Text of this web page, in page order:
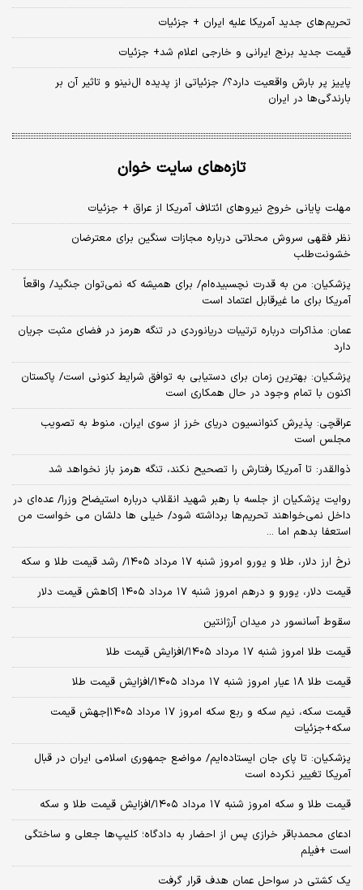
تحریم‌های جدید آمریکا علیه ایران + جزئیات
قیمت جدید برنج ایرانی و خارجی اعلام شد+ جزئیات
پاییز پر بارش واقعیت دارد؟/ جزئیاتی از پدیده ال‌نینو و تاثیر آن بر
بارندگی‌ها در ایران
تازه‌های سایت خوان
مهلت پایانی خروج نیروهای ائتلاف آمریکا از عراق + جزئیات
نظر فقهی سروش محلاتی درباره مجازات سنگین برای معترضان
خشونت‌طلب
پزشکیان: من به قدرت نچسبیده‌ام/ برای همیشه که نمی‌توان جنگید/ واقعاً
آمریکا برای ما غیرقابل اعتماد است
عمان: مذاکرات درباره ترتیبات دریانوردی در تنگه هرمز در فضای مثبت جریان
دارد
پزشکیان‌: بهترین زمان برای دستیابی به توافق شرایط کنونی است/ پاکستان
اکنون با تمام وجود در حال همکاری است
عراقچی: پذیرش کنوانسیون دریای خرز از سوی ایران، منوط به تصویب
مجلس است
ذوالقدر: تا آمریکا رفتارش را تصحیح نکند، تنگه هرمز باز نخواهد شد
روایت پزشکیان از جلسه با رهبر شهید انقلاب درباره استیضاح وزرا/ عده‌ای در
داخل نمی‌خواهند تحریم‌ها برداشته شود/ خیلی ها دلشان می خواست من
استعفا بدهم اما ...
نرخ ارز دلار، طلا و یورو امروز شنبه ۱۷ مرداد ۱۴۰۵/ رشد قیمت طلا و سکه
قیمت دلار، یورو و درهم امروز شنبه ۱۷ مرداد ۱۴۰۵ |کاهش قیمت دلار
سقوط آسانسور در میدان آرژانتین
قیمت طلا امروز شنبه ۱۷ مرداد ۱۴۰۵/افزایش قیمت طلا
قیمت طلا ۱۸ عیار امروز شنبه ۱۷ مرداد ۱۴۰۵/افزایش قیمت طلا
قیمت سکه، نیم سکه و ربع سکه امروز ۱۷ مرداد ۱۴۰۵|جهش قیمت
سکه+جزئیات
پزشکیان: تا پای جان ایستاده‌ایم/ مواضع جمهوری اسلامی ایران در قبال
آمریکا تغییر نکرده است
قیمت طلا و سکه امروز شنبه ۱۷ مرداد ۱۴۰۵/افزایش قیمت طلا و سکه
ادعای محمدباقر خرازی پس از احضار به دادگاه؛ کلیپ‌ها جعلی و ساختگی
است +فیلم
یک کشتی در سواحل عمان هدف قرار گرفت